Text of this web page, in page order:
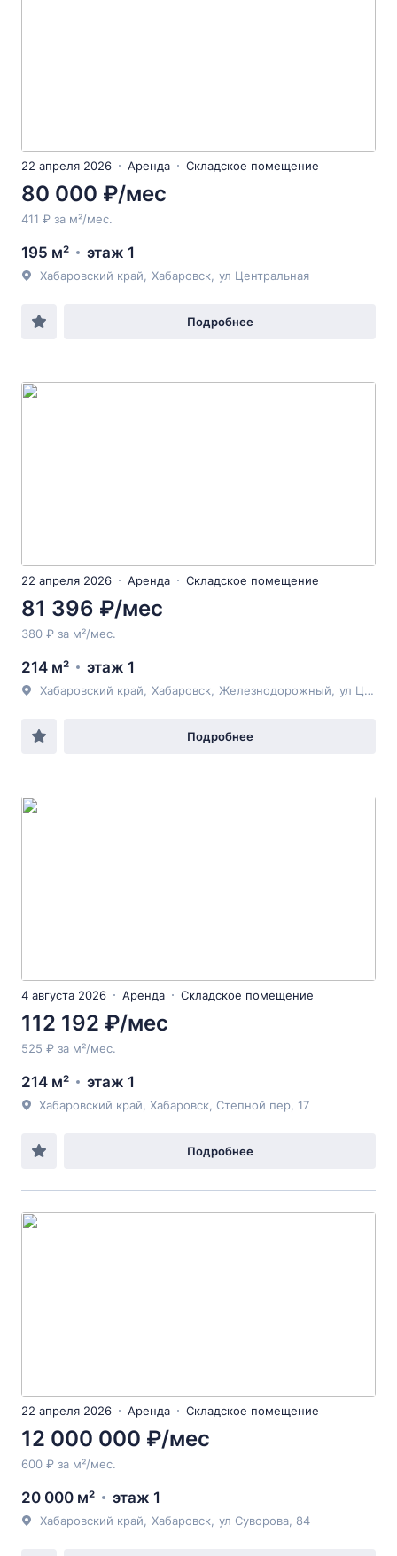
22 апреля 2026 Аренда Складское помещение
80 000 ₽/мес
411 ₽ за м²/мес.
195 м² этаж 1
Хабаровский край Хабаровск ул Центральная
Подробнее
22 апреля 2026 Аренда Складское помещение
81 396 ₽/мес
380 ₽ за м²/мес.
214 м² этаж 1
Хабаровский край Хабаровск Железнодорожный ул Целинная
Подробнее
4 августа 2026 Аренда Складское помещение
112 192 ₽/мес
525 ₽ за м²/мес.
214 м² этаж 1
Хабаровский край, Хабаровск, Степной пер, 17
Подробнее
22 апреля 2026 Аренда Складское помещение
12 000 000 ₽/мес
600 ₽ за м²/мес.
20 000 м² этаж 1
Хабаровский край Хабаровск ул Суворова , 84